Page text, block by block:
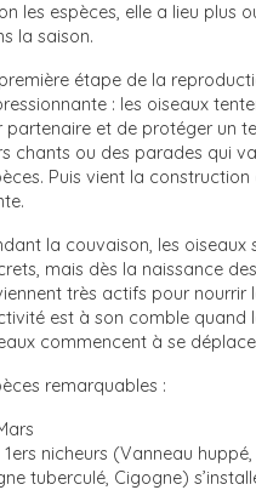
les espèces, elle a lieu plus
la saison.
étape de la
: les oiseaux
partenaire et de protéger un
chants ou des parades qui
Puis vient la construction
la couvaison, les oiseaux
mais dès la naissance
très actifs pour nourrir
est à son comble quand
commencent à se
remarquables :
1ers nicheurs (Vanneau
tuberculé, Cigogne)